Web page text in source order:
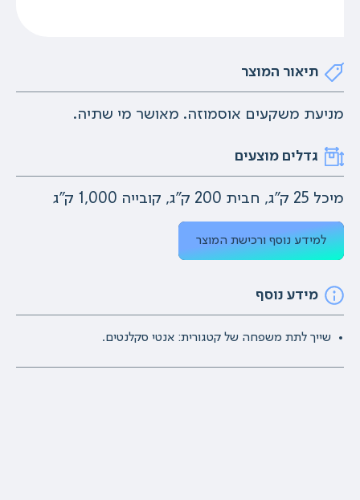
תיאור המוצר
מניעת משקעים אוסמוזה. מאושר מי שתיה.
גדלים מוצעים
מיכל 25 ק"ג, חבית 200 ק"ג, קובייה 1,000 ק"ג
למידע נוסף ורכישת המוצר
מידע נוסף
שייך לתת משפחה של קטגורית: אנטי סקלנטים.